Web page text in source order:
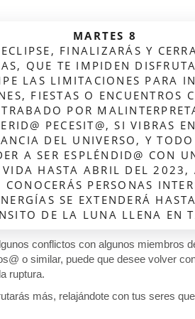
MARTES 8
FINALIZARÁS Y
QUE TE IMPIDEN
LAS LIMITACIONES PARA
FIESTAS O ENCUENTROS
POR
PECESIT@, SI VIBRAS
DEL UNIVERSO, Y
A SER ESPLÉNDID@ CON
HASTA ABRIL DEL 2023,
PERSONAS
SE EXTENDERÁ
DE LA LUNA LLENA EN
conflictos con algunos miembros
o similar, puede que desee volver
ruptura.
más, relajándote con tus seres